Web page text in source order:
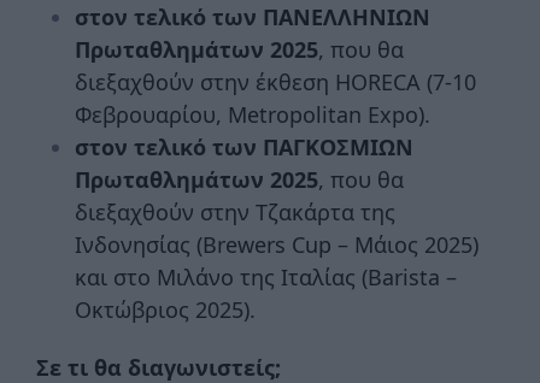
στον τελικό των ΠΑΝΕΛΛΗΝΙΩΝ
Πρωταθλημάτων 2025, που θα
διεξαχθούν στην έκθεση HORECA (7-10
Φεβρουαρίου, Metropolitan Expo).
στον τελικό των ΠΑΓΚΟΣΜΙΩΝ
Πρωταθλημάτων 2025, που θα
διεξαχθούν στην Τζακάρτα της
Ινδονησίας (Brewers Cup – Μάιος 2025)
και στο Μιλάνο της Ιταλίας (Barista –
Οκτώβριος 2025).
Σε τι θα διαγωνιστείς;